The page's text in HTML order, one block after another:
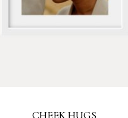
CHEEK HUGS